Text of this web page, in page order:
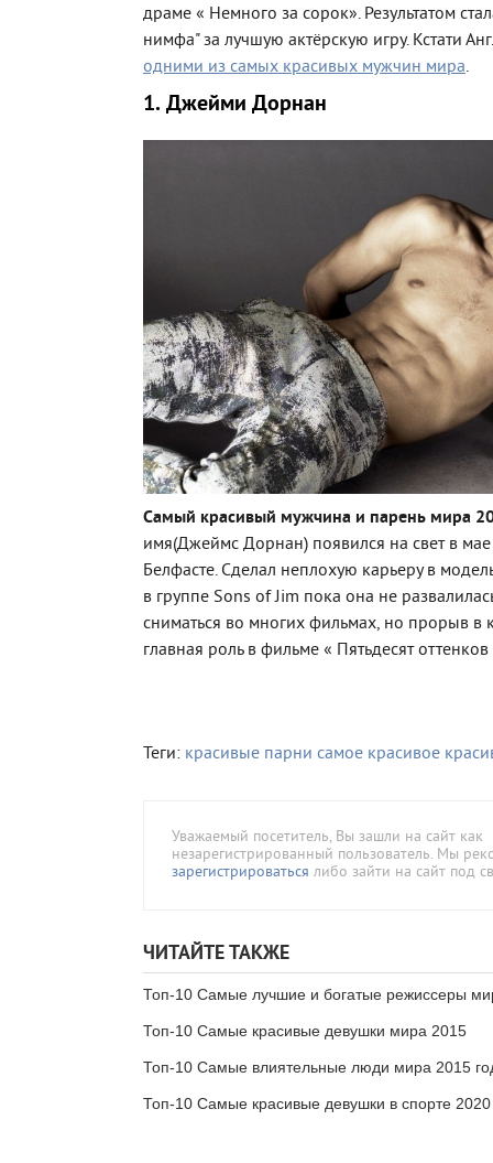
драме « Немного за сорок». Результатом
нимфа" за лучшую актёрскую игру. Кстати
одними из самых красивых мужчин мира.
1. Джейми Дорнан
Самый красивый мужчина и парень мира
имя(Джеймс Дорнан) появился на свет в
Белфасте. Сделал неплохую карьеру в
в группе Sons of Jim пока она не
сниматься во многих фильмах, но прорыв в
главная роль в фильме « Пятьдесят оттенков
Теги: красивые парни самое красивое
Уважаемый посетитель, Вы зашли на сайт как
незарегистрированный пользователь. Мы
зарегистрироваться либо зайти на сайт под
ЧИТАЙТЕ ТАКЖЕ
Топ-10 Самые лучшие и богатые режиссеры
Топ-10 Самые красивые девушки мира 2015
Топ-10 Самые влиятельные люди мира 2015
Топ-10 Самые красивые девушки в спорте 2020